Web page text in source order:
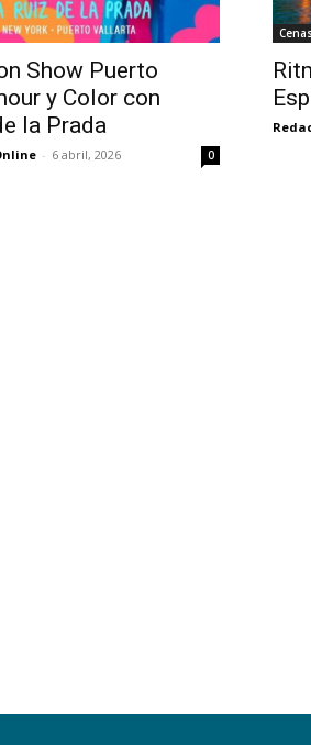
Show Puerto
y Color con
la Prada
- 6 abril, 2026 0